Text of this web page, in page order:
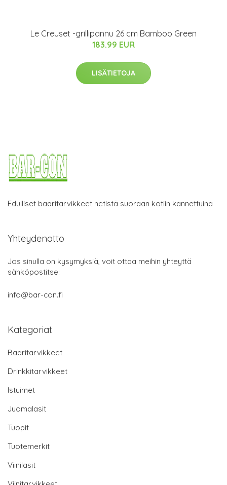
Le Creuset -grillipannu 26 cm Bamboo Green
183.99 EUR
LISÄTIETOJA
Edulliset baaritarvikkeet netistä suoraan kotiin kannettuina
Yhteydenotto
Jos sinulla on kysymyksiä, voit ottaa meihin yhteyttä
sähköpostitse:
info@bar-con.fi
Kategoriat
Baaritarvikkeet
Drinkkitarvikkeet
Istuimet
Juomalasit
Tuopit
Tuotemerkit
Viinilasit